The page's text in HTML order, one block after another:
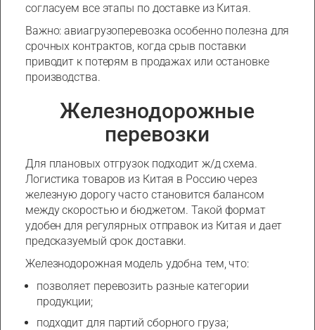
согласуем все этапы по доставке из Китая.
Важно: авиагрузоперевозка особенно полезна для
срочных контрактов, когда срыв поставки
приводит к потерям в продажах или остановке
производства.
Железнодорожные
перевозки
Для плановых отгрузок подходит ж/д схема.
Логистика товаров из Китая в Россию через
железную дорогу часто становится балансом
между скоростью и бюджетом. Такой формат
удобен для регулярных отправок из Китая и дает
предсказуемый срок доставки.
Железнодорожная модель удобна тем, что:
позволяет перевозить разные категории
продукции;
подходит для партий сборного груза;